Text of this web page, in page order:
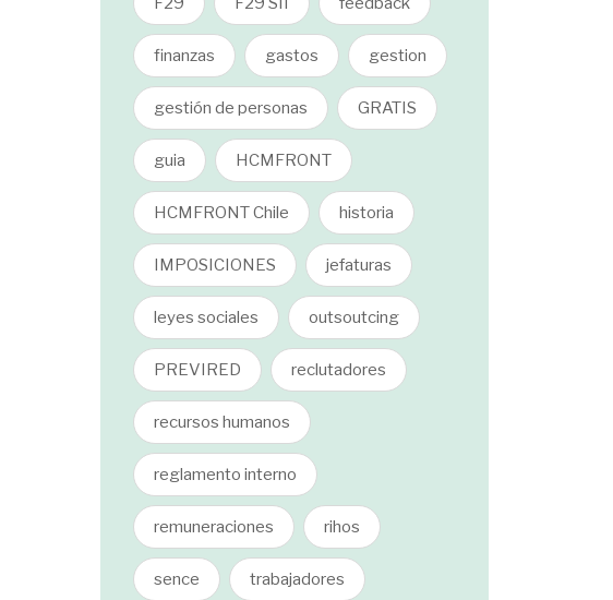
finanzas gastos gestion
gestión de personas GRATIS
guia HCMFRONT
HCMFRONT Chile historia
IMPOSICIONES jefaturas
leyes sociales outsoutcing
PREVIRED reclutadores
recursos humanos
reglamento interno
remuneraciones rihos
sence trabajadores